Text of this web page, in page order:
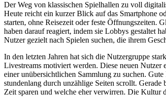
Der Weg von klassischen Spielhallen zu voll
Heute reicht ein kurzer Blick auf das Smartphone
starten, ohne Reisezeit oder feste Öffnungszeiten.
haben darauf reagiert, indem sie Lobbys gestaltet
Nutzer gezielt nach Spielen suchen, die ihrem
In den letzten Jahren hat sich die Nutzergruppe
Livestreams motiviert werden. Diese neuen
einer unübersichtlichen Sammlung zu suchen.
stundenlang durch unzählige Seiten scrollt.
Zeit sparen und welche eher verwirren. Die Kultur